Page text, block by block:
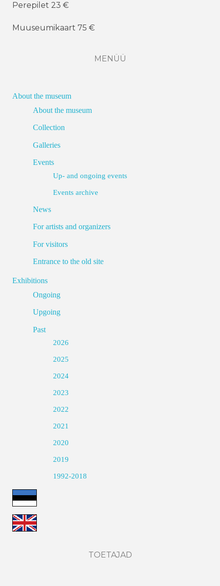
Perepilet 23 €
Muuseumikaart 75 €
MENÜÜ
About the museum
About the museum
Collection
Galleries
Events
Up- and ongoing events
Events archive
News
For artists and organizers
For visitors
Entrance to the old site
Exhibitions
Ongoing
Upgoing
Past
2026
2025
2024
2023
2022
2021
2020
2019
1992-2018
TOETAJAD